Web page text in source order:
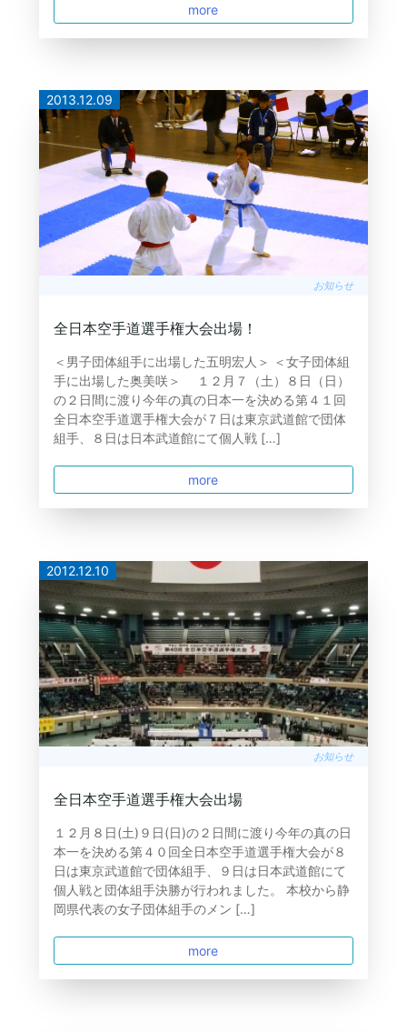
more
2013.12.09
お知らせ
全日本空手道選手権大会出場！
＜男子団体組手に出場した五明宏人＞ ＜女子団体組
手に出場した奥美咲＞ １２月７（土）８日（日）
の２日間に渡り今年の真の日本一を決める第４１回
全日本空手道選手権大会が７日は東京武道館で団体
組手、８日は日本武道館にて個人戦 […]
more
2012.12.10
お知らせ
全日本空手道選手権大会出場
１２月８日(土)９日(日)の２日間に渡り今年の真の日
本一を決める第４０回全日本空手道選手権大会が８
日は東京武道館で団体組手、９日は日本武道館にて
個人戦と団体組手決勝が行われました。 本校から静
岡県代表の女子団体組手のメン […]
more